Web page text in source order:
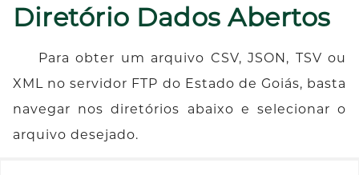
Diretório Dados Abertos
Para obter um arquivo CSV, JSON, TSV ou
XML no servidor FTP do Estado de Goiás, basta
navegar nos diretórios abaixo e selecionar o
arquivo desejado.